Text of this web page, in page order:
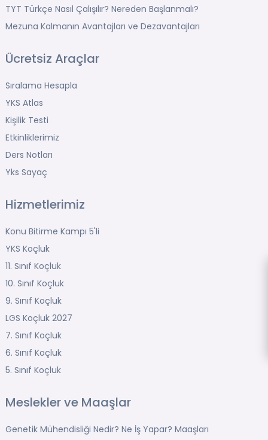
TYT Türkçe Nasıl Çalışılır? Nereden Başlanmalı?
Mezuna Kalmanın Avantajları ve Dezavantajları
Ücretsiz Araçlar
Sıralama Hesapla
YKS Atlas
Kişilik Testi
Etkinliklerimiz
Ders Notları
Yks Sayaç
Hizmetlerimiz
Konu Bitirme Kampı 5'li
YKS Koçluk
11. Sınıf Koçluk
10. Sınıf Koçluk
9. Sınıf Koçluk
LGS Koçluk 2027
7. Sınıf Koçluk
6. Sınıf Koçluk
5. Sınıf Koçluk
Meslekler ve Maaşlar
Genetik Mühendisliği Nedir? Ne İş Yapar? Maaşları